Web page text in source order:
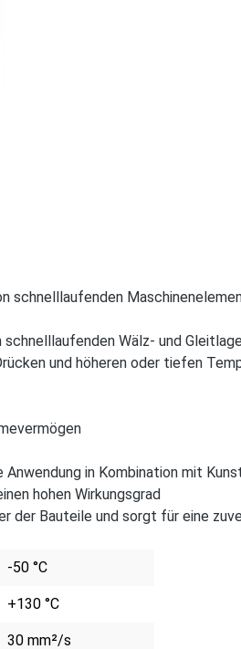
Wälz- und
und höheren oder tiefen
in Kombination mit
hohen Wirkungsgrad
der Bauteile und sorgt für eine
-50 °C
+130 °C
30 mm²/s